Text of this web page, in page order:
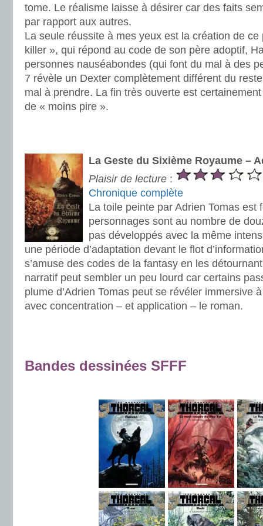
tome. Le réalisme laisse à désirer car des faits
par rapport aux autres.
La seule réussite à mes yeux est la création de
killer », qui répond au code de son père adoptif,
personnes nauséabondes (qui font du mal à des
7 révèle un Dexter complètement différent du
mal à prendre. La fin très ouverte est
de « moins pire ».
La Geste du Sixième Royaume –
Plaisir de lecture :
Chronique complète
La toile peinte par Adrien Tomas est
personnages sont au nombre de
pas développés avec la même
une période d’adaptation devant le flot
s’amuse des codes de la fantasy en les
narratif peut sembler un peu lourd car certains
plume d’Adrien Tomas peut se révéler immersive
avec concentration – et application – le roman.
Bandes dessinées SFFF